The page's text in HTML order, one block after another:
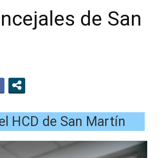
de San
HCD de San Martín